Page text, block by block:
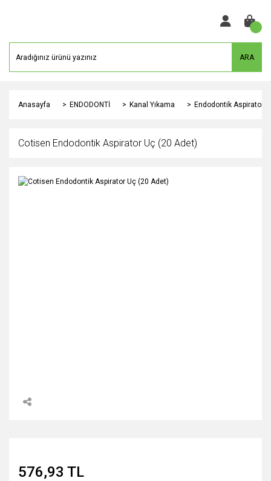
ARA
Anasayfa ENDODONTİ Kanal Yıkama Endodontik Aspirator
Cotisen Endodontik Aspirator Uç (20 Adet)
576,93 TL